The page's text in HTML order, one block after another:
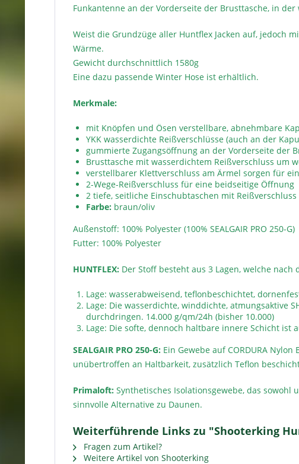
Funkantenne an der Vorderseite der Brusttasche, in
Weist die Grundzüge aller Huntflex Jacken auf, jedoch
Wärme.
Gewicht durchschnittlich 1580g
Eine dazu passende Winter Hose ist erhältlich.
Merkmale:
mit Knöpfen und Ösen verstellbare, abnehmbare
YKK wasserdichte Reißverschlüsse (auch an der
gummierte Zugangsöffnung an der Vorderseite der
Brusttasche mit wasserdichtem Reißverschluss um
verstellbarer Klettverschluss am Ärmel sorgen für
2-Wege-Reißverschluss für eine beidseitige Öffnung
2 tiefe, seitliche Einschubtaschen mit Reißverschluss
Farbe: braun/oliv
Außenstoff: 100% Polyester (100% SEALGAIR PRO 250-G)
Futter: 100% Polyester
HUNTFLEX: Der Stoff besteht aus 3 Lagen, welche
Lage: wasserabweisend, teflonbeschichtet,
Lage: Die wasserdichte, winddichte, atmungsaktive
durchdringen. 14.000 g/qm/24h (bisher 10.000)
Lage: Die softe, dennoch haltbare innere Schicht
SEALGAIR PRO 250-G: Ein Gewebe auf CORDURA
unübertroffen an Haltbarkeit, zusätzlich Teflon
Primaloft: Synthetisches Isolationsgewebe, das
sinnvolle Alternative zu Daunen.
Weiterführende Links zu "Shooterking
Fragen zum Artikel?
Weitere Artikel von Shooterking